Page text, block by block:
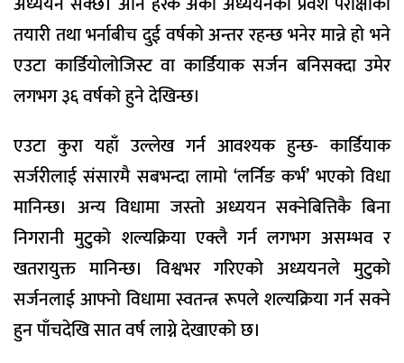
तयारी तथा भर्नाबीच दुई वर्षको अन्तर रहन्छ भनेर मान्ने हो भने
एउटा कार्डियोलोजिस्ट वा कार्डियाक सर्जन बनिसक्दा उमेर
लगभग ३६ वर्षको हुने देखिन्छ।
एउटा कुरा यहाँ उल्लेख गर्न आवश्यक हुन्छ- कार्डियाक
सर्जरीलाई संसारमै सबभन्दा लामो ‘लर्निङ कर्भ’ भएको विधा
मानिन्छ। अन्य विधामा जस्तो अध्ययन सक्नेबित्तिकै बिना
निगरानी मुटुको शल्यक्रिया एक्लै गर्न लगभग असम्भव र
खतरायुक्त मानिन्छ। विश्वभर गरिएको अध्ययनले मुटुको
सर्जनलाई आफ्नो विधामा स्वतन्त्र रूपले शल्यक्रिया गर्न सक्ने
हुन पाँचदेखि सात वर्ष लाग्ने देखाएको छ।